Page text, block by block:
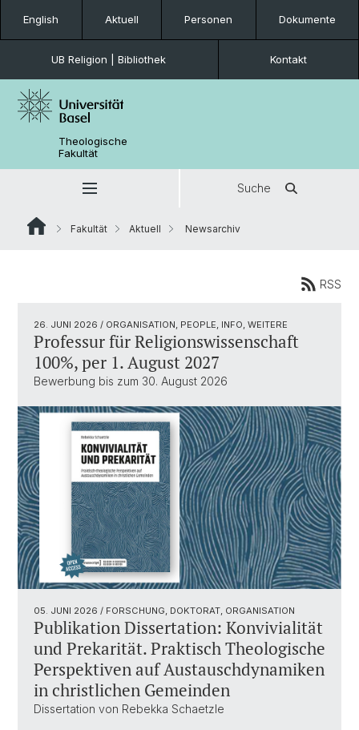
English Aktuell Personen Dokumente
UB Religion | Bibliothek Kontakt
Theologische
Fakultät
Suche
Fakultät Aktuell Newsarchiv
RSS
26. JUNI 2026 / ORGANISATION, PEOPLE, INFO, WEITERE
Professur für Religionswissenschaft
100%, per 1. August 2027
Bewerbung bis zum 30. August 2026
05. JUNI 2026 / FORSCHUNG, DOKTORAT, ORGANISATION
Publikation Dissertation: Konvivialität
und Prekarität. Praktisch Theologische
Perspektiven auf Austauschdynamiken
in christlichen Gemeinden
Dissertation von Rebekka Schaetzle